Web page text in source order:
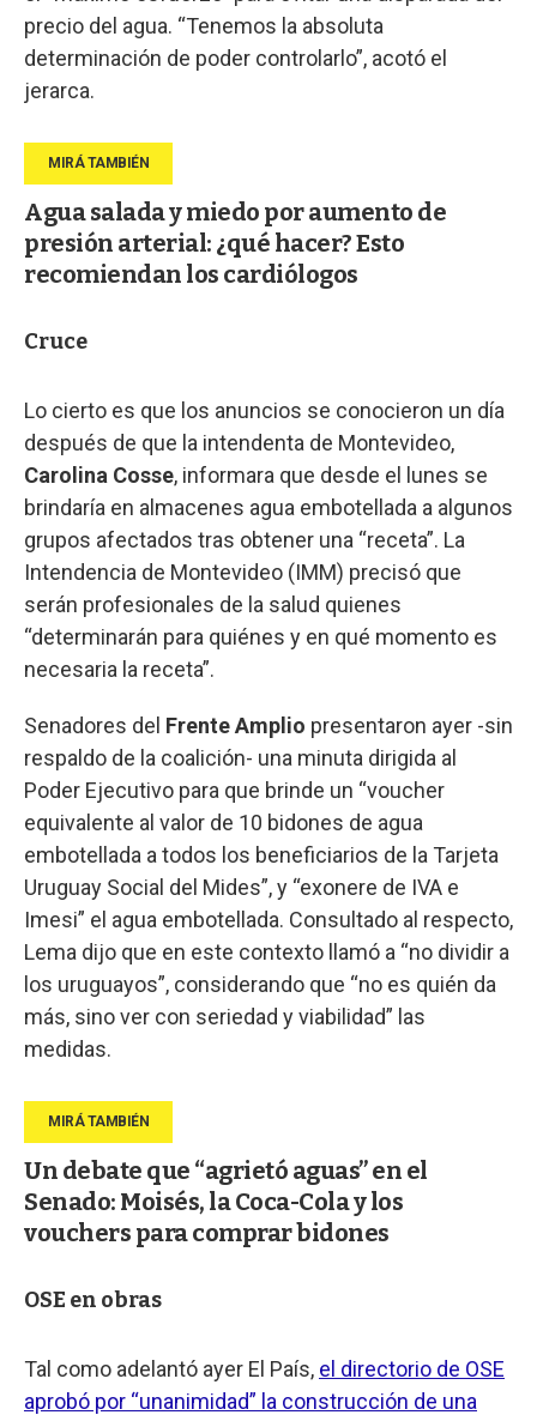
precio del agua. “Tenemos la absoluta
determinación de poder controlarlo”, acotó el
jerarca.
Agua salada y miedo por aumento de
presión arterial: ¿qué hacer? Esto
recomiendan los cardiólogos
Cruce
Lo cierto es que los anuncios se conocieron un día
después de que la intendenta de Montevideo,
Carolina Cosse, informara que desde el lunes se
brindaría en almacenes agua embotellada a algunos
grupos afectados tras obtener una “receta”. La
Intendencia de Montevideo (IMM) precisó que
serán profesionales de la salud quienes
“determinarán para quiénes y en qué momento es
necesaria la receta”.
Senadores del Frente Amplio presentaron ayer -sin
respaldo de la coalición- una minuta dirigida al
Poder Ejecutivo para que brinde un “voucher
equivalente al valor de 10 bidones de agua
embotellada a todos los beneficiarios de la Tarjeta
Uruguay Social del Mides”, y “exonere de IVA e
Imesi” el agua embotellada. Consultado al respecto,
Lema dijo que en este contexto llamó a “no dividir a
los uruguayos”, considerando que “no es quién da
más, sino ver con seriedad y viabilidad” las
medidas.
Un debate que “agrietó aguas” en el
Senado: Moisés, la Coca-Cola y los
vouchers para comprar bidones
OSE en obras
Tal como adelantó ayer El País, el directorio de OSE
aprobó por “unanimidad” la construcción de una